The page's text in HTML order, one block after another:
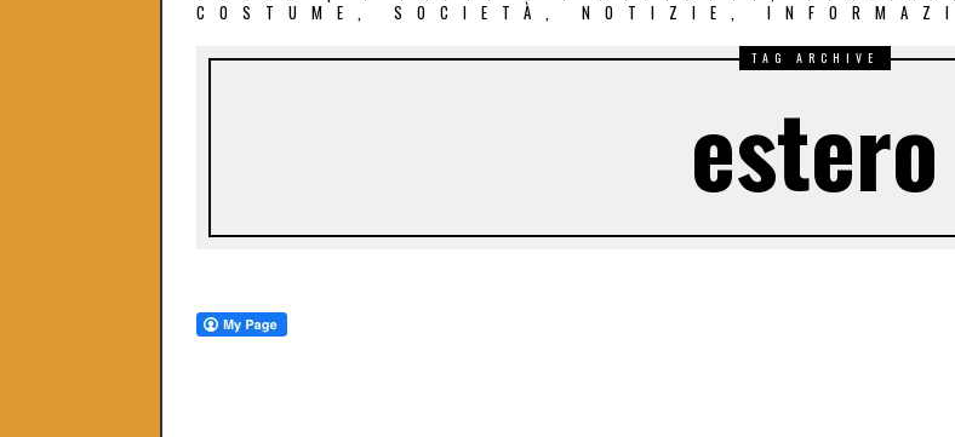
COSTUME, SOCIETÀ, NOTIZIE,
TAG ARCHIVE
estero